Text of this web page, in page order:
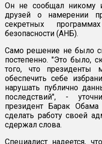
Он не сообщал никому
друзей о намерении
секретных
безопасности (АНБ).
Само решение не было
постепенно. "Это было,
того, что президенты
обеспечить себе
нарушать публично
последствий", -
президент Барак Обама
сделать работу своей
сдержал слова.
Специалист надеется,